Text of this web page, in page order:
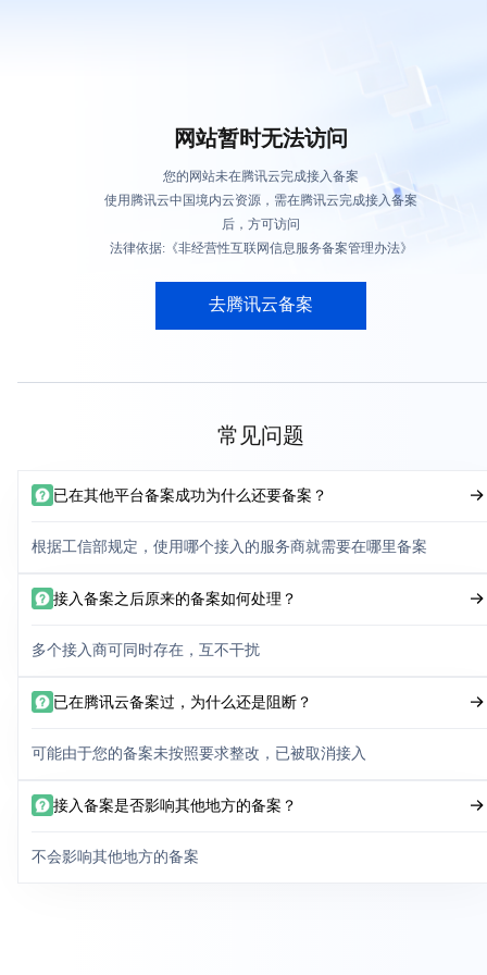
网站暂时无法访问
您的网站未在腾讯云完成接入备案
使用腾讯云中国境内云资源，需在腾讯云完成接入备案
后，方可访问
法律依据:《非经营性互联网信息服务备案管理办法》
去腾讯云备案
常见问题
已在其他平台备案成功为什么还要备案？
根据工信部规定，使用哪个接入的服务商就需要在哪里备案
接入备案之后原来的备案如何处理？
多个接入商可同时存在，互不干扰
已在腾讯云备案过，为什么还是阻断？
可能由于您的备案未按照要求整改，已被取消接入
接入备案是否影响其他地方的备案？
不会影响其他地方的备案